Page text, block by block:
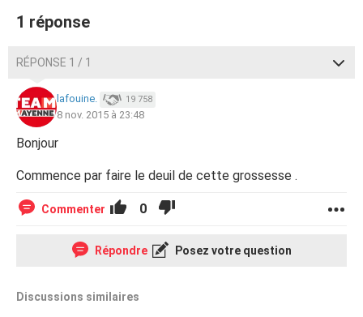
1 réponse
RÉPONSE 1 / 1
lafouine. 19 758
8 nov. 2015 à 23:48
Bonjour
Commence par faire le deuil de cette grossesse .
Commenter 0
Répondre Posez votre question
Discussions similaires